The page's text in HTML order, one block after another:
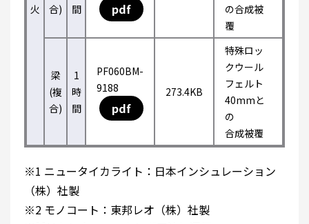
火
合)
間
pdf
の合成被
覆
梁
(複
合)
1
時
間
PF060BM-
9188
pdf
273.4KB
特殊ロッ
クウール
フェルト
40mmと
の
合成被覆
※1 ニュータイカライト：日本インシュレーション
（株）社製
※2 モノコート：東邦レオ（株）社製